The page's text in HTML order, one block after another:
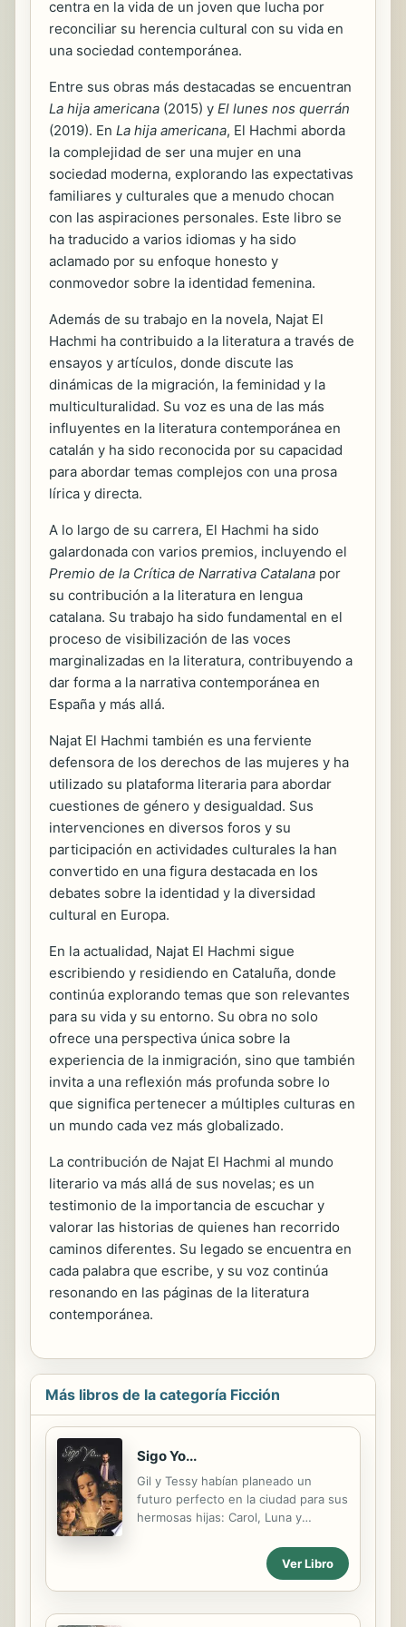
centra en la vida de un joven que lucha por
reconciliar su herencia cultural con su vida en
una sociedad contemporánea.
Entre sus obras más destacadas se encuentran
La hija americana (2015) y El lunes nos querrán
(2019). En La hija americana, El Hachmi aborda
la complejidad de ser una mujer en una
sociedad moderna, explorando las expectativas
familiares y culturales que a menudo chocan
con las aspiraciones personales. Este libro se
ha traducido a varios idiomas y ha sido
aclamado por su enfoque honesto y
conmovedor sobre la identidad femenina.
Además de su trabajo en la novela, Najat El
Hachmi ha contribuido a la literatura a través de
ensayos y artículos, donde discute las
dinámicas de la migración, la feminidad y la
multiculturalidad. Su voz es una de las más
influyentes en la literatura contemporánea en
catalán y ha sido reconocida por su capacidad
para abordar temas complejos con una prosa
lírica y directa.
A lo largo de su carrera, El Hachmi ha sido
galardonada con varios premios, incluyendo el
Premio de la Crítica de Narrativa Catalana por
su contribución a la literatura en lengua
catalana. Su trabajo ha sido fundamental en el
proceso de visibilización de las voces
marginalizadas en la literatura, contribuyendo a
dar forma a la narrativa contemporánea en
España y más allá.
Najat El Hachmi también es una ferviente
defensora de los derechos de las mujeres y ha
utilizado su plataforma literaria para abordar
cuestiones de género y desigualdad. Sus
intervenciones en diversos foros y su
participación en actividades culturales la han
convertido en una figura destacada en los
debates sobre la identidad y la diversidad
cultural en Europa.
En la actualidad, Najat El Hachmi sigue
escribiendo y residiendo en Cataluña, donde
continúa explorando temas que son relevantes
para su vida y su entorno. Su obra no solo
ofrece una perspectiva única sobre la
experiencia de la inmigración, sino que también
invita a una reflexión más profunda sobre lo
que significa pertenecer a múltiples culturas en
un mundo cada vez más globalizado.
La contribución de Najat El Hachmi al mundo
literario va más allá de sus novelas; es un
testimonio de la importancia de escuchar y
valorar las historias de quienes han recorrido
caminos diferentes. Su legado se encuentra en
cada palabra que escribe, y su voz continúa
resonando en las páginas de la literatura
contemporánea.
Más libros de la categoría Ficción
Sigo Yo...
Gil y Tessy habían planeado un
futuro perfecto en la ciudad para sus
hermosas hijas: Carol, Luna y
cambiaría por completo la vida de las
chicas. La Nana Susan, viéndose
desvalida y con tres niñas, aceptó la
Ver Libro